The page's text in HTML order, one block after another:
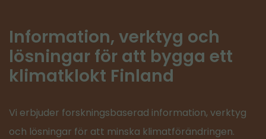
Information, verktyg och
lösningar för att bygga ett
klimatklokt Finland
Vi erbjuder forskningsbaserad information, verktyg
och lösningar för att minska klimatförändringen.